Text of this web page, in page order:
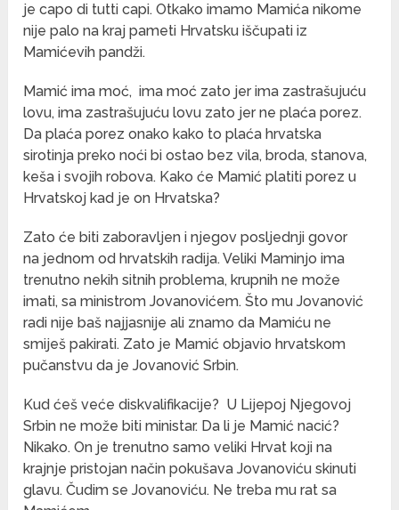
je capo di tutti capi. Otkako imamo Mamića nikome
nije palo na kraj pameti Hrvatsku iščupati iz
Mamićevih pandži.
Mamić ima moć, ima moć zato jer ima zastrašujuću
lovu, ima zastrašujuću lovu zato jer ne plaća porez.
Da plaća porez onako kako to plaća hrvatska
sirotinja preko noći bi ostao bez vila, broda, stanova,
keša i svojih robova. Kako će Mamić platiti porez u
Hrvatskoj kad je on Hrvatska?
Zato će biti zaboravljen i njegov posljednji govor
na jednom od hrvatskih radija. Veliki Maminjo ima
trenutno nekih sitnih problema, krupnih ne može
imati, sa ministrom Jovanovićem. Što mu Jovanović
radi nije baš najjasnije ali znamo da Mamiću ne
smiješ pakirati. Zato je Mamić objavio hrvatskom
pučanstvu da je Jovanović Srbin.
Kud ćeš veće diskvalifikacije? U Lijepoj Njegovoj
Srbin ne može biti ministar. Da li je Mamić nacić?
Nikako. On je trenutno samo veliki Hrvat koji na
krajnje pristojan način pokušava Jovanoviću skinuti
glavu. Čudim se Jovanoviću. Ne treba mu rat sa